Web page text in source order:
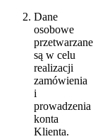
Dane
osobowe
przetwarzane
są w celu
realizacji
zamówienia
i
prowadzenia
konta
Klienta.